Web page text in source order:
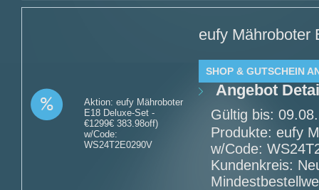
Aktion: eufy Mähroboter
E18 Deluxe-Set -
€1299€ 383.98off)
w/Code:
WS24T2E0290V
eufy Mähroboter
SHOP & GUTSCHEIN
Angebot
Gültig bis:
Produkte: eufy
w/Code:
Kundenkreis: